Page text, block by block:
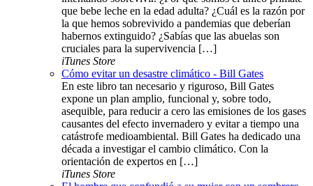
que bebe leche en la edad adulta? ¿Cuál es la razón por
la que hemos sobrevivido a pandemias que deberían
habernos extinguido? ¿Sabías que las abuelas son
cruciales para la supervivencia […]
iTunes Store
Cómo evitar un desastre climático - Bill Gates
En este libro tan necesario y riguroso, Bill Gates
expone un plan amplio, funcional y, sobre todo,
asequible, para reducir a cero las emisiones de los gases
causantes del efecto invernadero y evitar a tiempo una
catástrofe medioambiental. Bill Gates ha dedicado una
década a investigar el cambio climático. Con la
orientación de expertos en […]
iTunes Store